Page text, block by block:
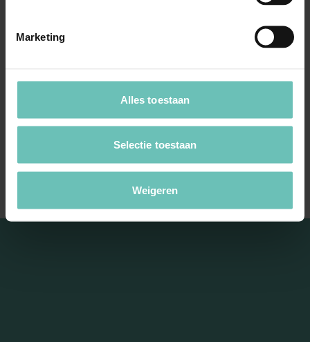
Marketing
Alles toestaan
Selectie toestaan
Weigeren
17 MAART 2016
Appelprocesrecht. Pilotreglement. Hof neemt per
fax ingediende memorie van grieven niet in ...
Hoge Raad Updates Cassatie